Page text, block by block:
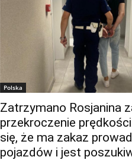
Polska
Zatrzymano Rosjanina
przekroczenie
się, że ma zakaz
pojazdów i jest